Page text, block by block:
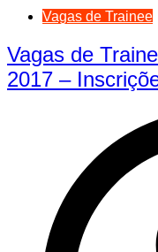
Vagas de Trainee
Vagas de
2017 –